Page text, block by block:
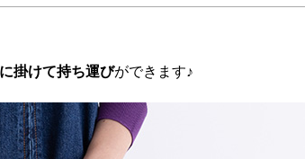
掛けて持ち運びができます♪